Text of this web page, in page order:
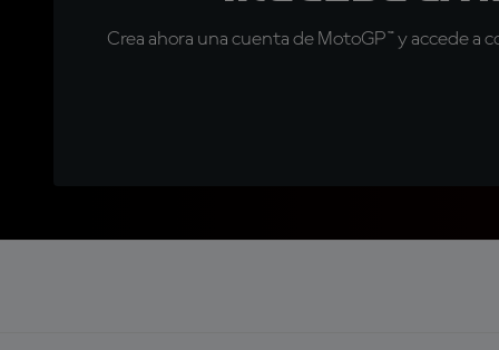
Crea ahora una cuenta de MotoGP™ y accede